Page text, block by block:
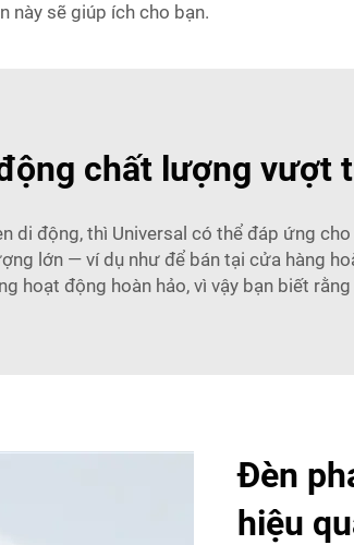
này sẽ giúp ích cho bạn.
chất lượng vượt
di động, thì Universal có thể đáp ứng
lớn — ví dụ như để bán tại cửa hàng
hoạt động hoàn hảo, vì vậy bạn biết
Đèn
hiệu